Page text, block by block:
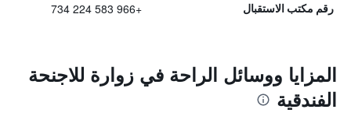
رقم مكتب الاستقبال +966 583 224 734
المزايا ووسائل الراحة في زوارة للاجنحة
الفندقية